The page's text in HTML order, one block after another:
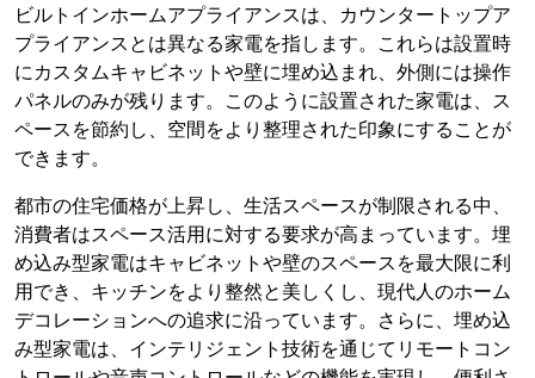
ビルトインホームアプライアンスは、カウンタートップア
プライアンスとは異なる家電を指します。これらは設置時
にカスタムキャビネットや壁に埋め込まれ、外側には操作
パネルのみが残ります。このように設置された家電は、ス
ペースを節約し、空間をより整理された印象にすることが
できます。
都市の住宅価格が上昇し、生活スペースが制限される中、
消費者はスペース活用に対する要求が高まっています。埋
め込み型家電はキャビネットや壁のスペースを最大限に利
用でき、キッチンをより整然と美しくし、現代人のホーム
デコレーションへの追求に沿っています。さらに、埋め込
み型家電は、インテリジェント技術を通じてリモートコン